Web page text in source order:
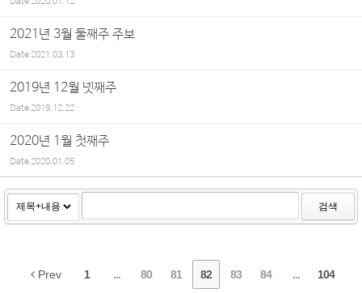
2021년 3월 둘째주 주보
Date2021.03.13
2019년 12월 넷째주
Date2019.12.22
2020년 1월 첫째주
Date2020.01.05
검색
Prev 1 ... 80 81 82 83 84 ... 104